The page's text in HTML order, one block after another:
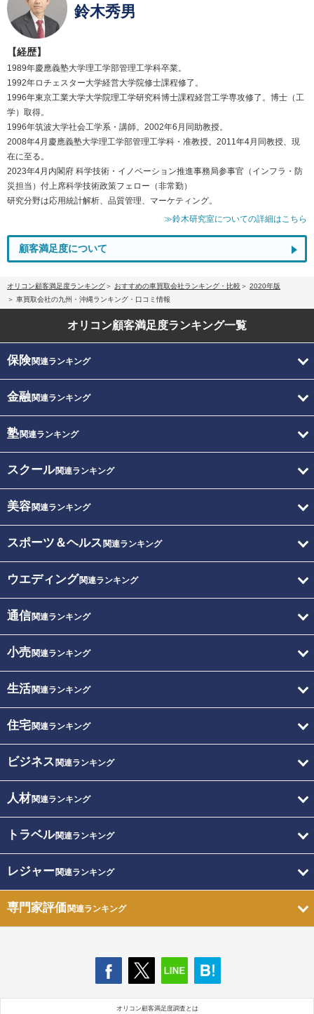
鈴木秀男
【経歴】
1989年慶應義塾大学理工学部管理工学科卒業。
1992年ロチェスター大学経営大学院修士課程修了。
1996年東京工業大学大学院理工学研究科博士課程経営工学専攻修了。博士（工
学）取得。
1996年筑波大学社会工学系・講師。2002年6月同助教授。
2008年4月慶應義塾大学理工学部管理工学科・准教授。2011年4月同教授、現
在に至る。
2023年4月内閣府 科学技術・イノベーション推進事務局参事官（インフラ・防
災担当）付上席科学技術政策フェロー（非常勤）
研究分野は応用統計解析、品質管理、マーケティング。
≫鈴木研究室についての詳細はこちら
顧客満足度について
オリコン顧客満足度ランキング おすすめの車買取会社ランキング・比較
2020年版
車買取会社の九州・沖縄ランキング・口コミ情報
オリコン顧客満足度ランキング一覧
保険関連ランキング
金融関連ランキング
塾関連ランキング
スクール関連ランキング
美容関連ランキング
スポーツ＆ヘルス 関連ランキング
ウエディング関連ランキング
通信関連ランキング
小売関連ランキング
生活関連ランキング
住宅関連ランキング
ビジネス 関連ランキング
人材関連ランキング
トラベル関連ランキング
レジャー関連ランキング
専門家評価関連ランキング
オリコン顧客満足度調査とは